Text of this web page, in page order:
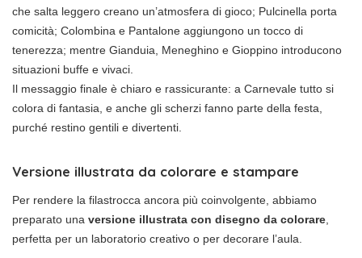
che salta leggero creano un’atmosfera di gioco; Pulcinella porta
comicità; Colombina e Pantalone aggiungono un tocco di
tenerezza; mentre Gianduia, Meneghino e Gioppino introducono
situazioni buffe e vivaci.
Il messaggio finale è chiaro e rassicurante: a Carnevale tutto si
colora di fantasia, e anche gli scherzi fanno parte della festa,
purché restino gentili e divertenti.
Versione illustrata da colorare e stampare
Per rendere la filastrocca ancora più coinvolgente, abbiamo
preparato una versione illustrata con disegno da colorare
perfetta per un laboratorio creativo o per decorare l’aula.